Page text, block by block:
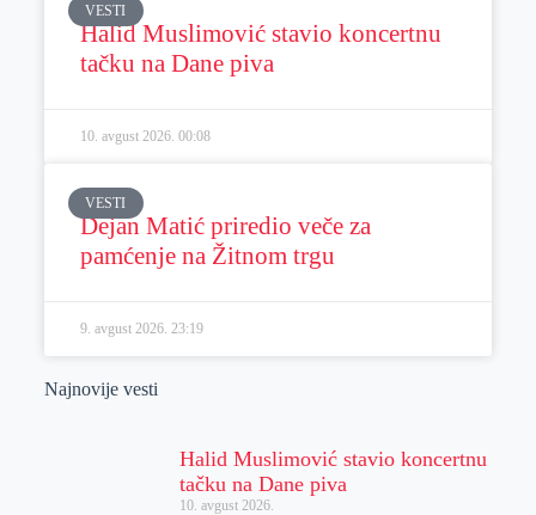
VESTI
Halid Muslimović stavio koncertnu
tačku na Dane piva
10. avgust 2026. 00:08
VESTI
Dejan Matić priredio veče za
pamćenje na Žitnom trgu
9. avgust 2026. 23:19
Najnovije vesti
Halid Muslimović stavio koncertnu
tačku na Dane piva
10. avgust 2026.